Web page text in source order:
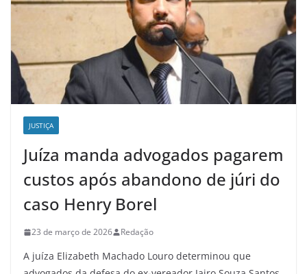
JUSTIÇA
Juíza manda advogados pagarem
custos após abandono de júri do
caso Henry Borel
23 de março de 2026 Redação
A juíza Elizabeth Machado Louro determinou que